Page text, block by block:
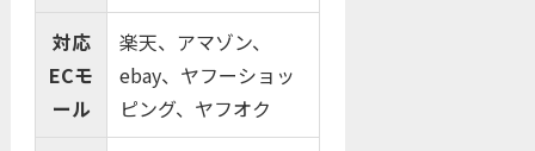
対応
ECモ
ール
楽天、アマゾン、
ebay、ヤフーショッ
ピング、ヤフオク